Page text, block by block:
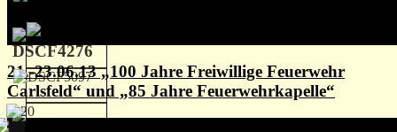
21.-23.06.13 „100 Jahre Freiwillige Feuerwehr
Carlsfeld“ und „85 Jahre Feuerwehrkapelle“